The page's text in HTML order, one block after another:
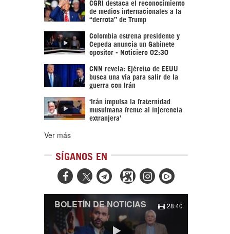
CGRI destaca el reconocimiento
de medios internacionales a la
“derrota” de Trump
Colombia estrena presidente y
Cepeda anuncia un Gabinete
opositor - Noticiero 02:30
CNN revela: Ejército de EEUU
busca una vía para salir de la
guerra con Irán
‘Irán impulsa la fraternidad
musulmana frente al injerencia
extranjera’
Ver más
SÍGANOS EN
  
BOLETÍN DE NOTICIAS 28:40